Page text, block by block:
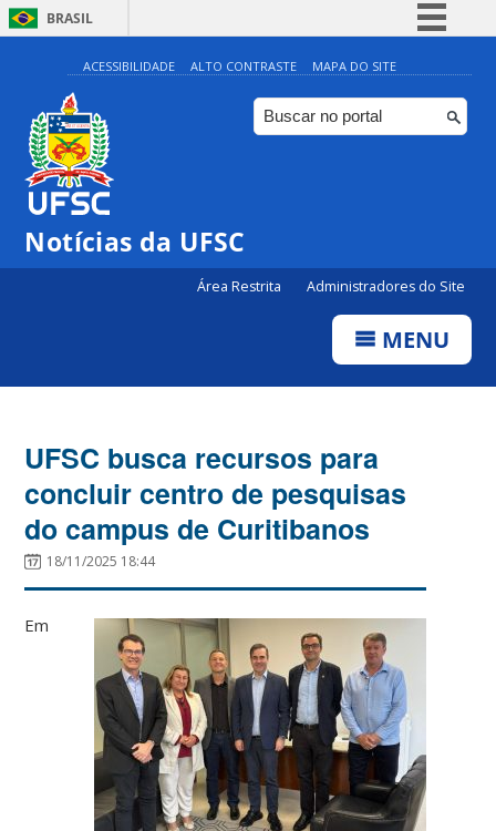
BRASIL
Simplifique!
Comunica BR
Participe
ACESSIBILIDADE ALTO CONTRASTE MAPA DO SITE
Notícias da UFSC
Área Restrita Administradores do Site
MENU
UFSC busca recursos para
concluir centro de pesquisas
do campus de Curitibanos
18/11/2025 18:44
Em